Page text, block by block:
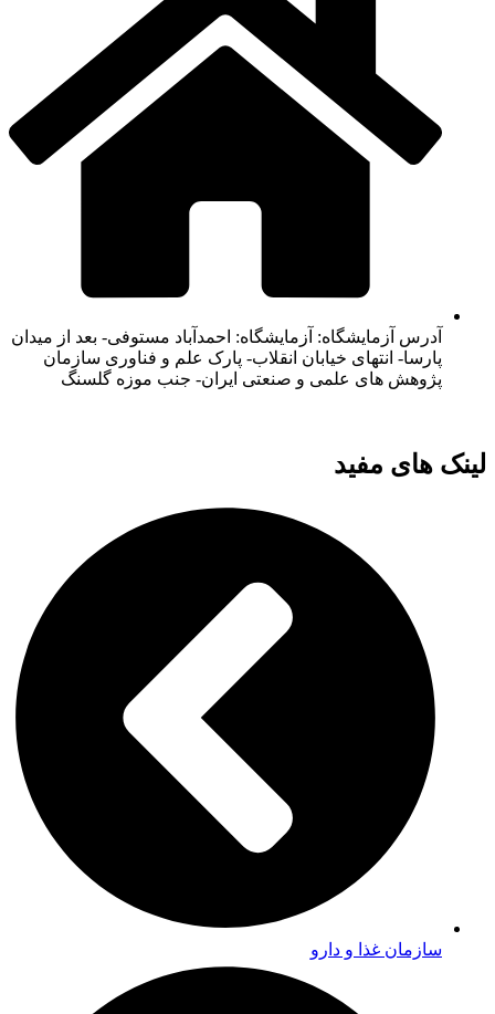
آدرس آزمایشگاه: آزمایشگاه: احمدآباد مستوفی- بعد از میدان
پارسا- انتهای خیابان انقلاب- پارک علم و فناوری سازمان
پژوهش های علمی و صنعتی ایران- جنب موزه گلسنگ
لینک های مفید
سازمان غذا و دارو